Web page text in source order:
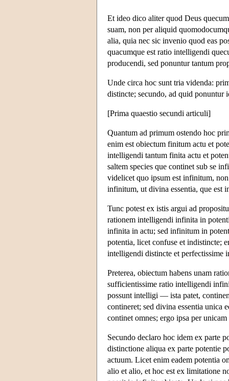
Et ideo dico aliter quod Deus
suam, non per aliquid
alia, quia nec sic invenio quod eas
quacumque est ratio intelligendi
producendi, sed ponuntur tantum
Unde circa hoc sunt tria videnda:
distincte; secundo, ad quid ponuntur
[Prima quaestio secundi articuli]
Quantum ad primum ostendo hoc
enim est obiectum finitum actu et
intelligendi tantum finita actu et
saltem species que continet sub se
videlicet quo ipsum est infinitum,
infinitum, ut divina essentia, que est
Tunc potest ex istis argui ad
rationem intelligendi infinita in
infinita in actu; sed infinitum in
potentia, licet confuse et indistincte;
intelligendi distincte et perfectissime
Preterea, obiectum habens unam
sufficientissime ratio intelligendi
possunt intelligi — ista patet,
contineret; sed divina essentia unica
continet omnes; ergo ipsa per
Secundo declaro hoc idem ex parte
distinctione aliqua ex parte potentie
actuum. Licet enim eadem potentia
alio et alio, et hoc est ex limitatione